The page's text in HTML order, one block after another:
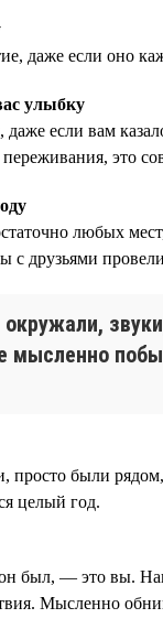
даже если оно
улыбку
если вам
это
любых
с друзьями
окружали,
просто были
целый год.
был, — это вы.
Мысленно